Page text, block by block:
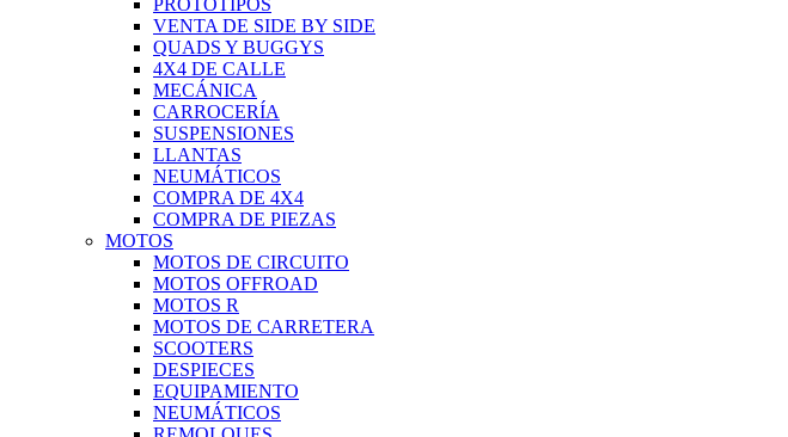
PROTOTIPOS
VENTA DE SIDE BY SIDE
QUADS Y BUGGYS
4X4 DE CALLE
MECÁNICA
CARROCERÍA
SUSPENSIONES
LLANTAS
NEUMÁTICOS
COMPRA DE 4X4
COMPRA DE PIEZAS
MOTOS
MOTOS DE CIRCUITO
MOTOS OFFROAD
MOTOS R
MOTOS DE CARRETERA
SCOOTERS
DESPIECES
EQUIPAMIENTO
NEUMÁTICOS